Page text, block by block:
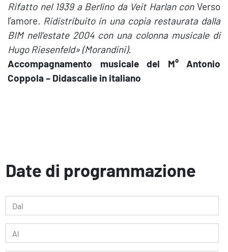
Rifatto nel 1939 a Berlino da Veit Harlan conVerso
l’amore. Ridistribuito in una copia restaurata dalla
BIM nell’estate 2004 con una colonna musicale di
Hugo Riesenfeld» (Morandini).
Accompagnamento musicale del M° Antonio
Coppola– Didascalie in italiano
Date di programmazione